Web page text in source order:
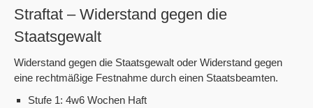
Straftat – Widerstand gegen die
Staatsgewalt
Widerstand gegen die Staatsgewalt oder Widerstand gegen
eine rechtmäßige Festnahme durch einen Staatsbeamten.
Stufe 1: 4w6 Wochen Haft